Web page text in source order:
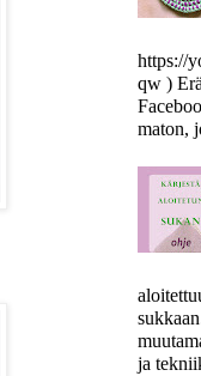
https://
qw )
maton,
ja